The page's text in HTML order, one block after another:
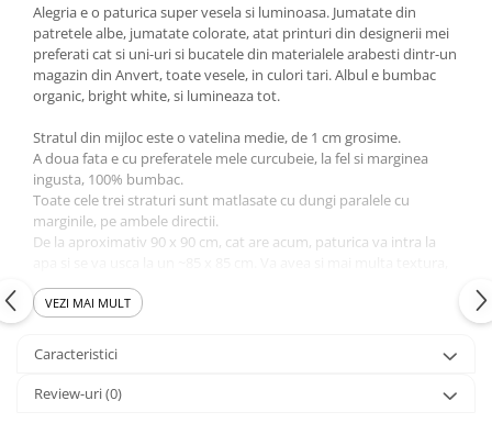
Alegria e o paturica super vesela si luminoasa. Jumatate din
patretele albe, jumatate colorate, atat printuri din designerii mei
preferati cat si uni-uri si bucatele din materialele arabesti dintr-un
magazin din Anvert, toate vesele, in culori tari. Albul e bumbac
organic, bright white, si lumineaza tot.
Stratul din mijloc este o vatelina medie, de 1 cm grosime.
A doua fata e cu preferatele mele curcubeie, la fel si marginea
ingusta, 100% bumbac.
Toate cele trei straturi sunt matlasate cu dungi paralele cu
marginile, pe ambele directii.
De la aproximativ 90 x 90 cm, cat are acum, paturica va intra la
centrele patratelelor se vor umfla si va fi extraordinar de moale si
placuta la atingere.
prima vizita. Sau oricand de cand incepe sarcina, sincer, si va oferi
cu cat de mic era :).
VEZI MAI MULT
Caracteristici
Review-uri(0)